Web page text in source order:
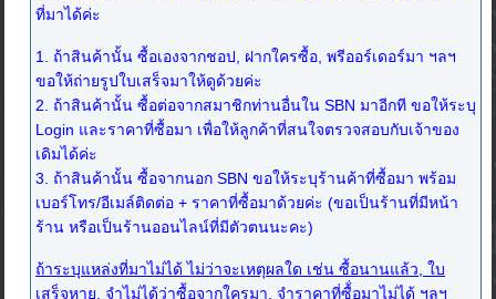
ที่มาได้ค่ะ
1. ถ้าสินค้านั้น ซื้อเองจากชอป, ฝากใครซื้อ, พรีออร์เดอร์มา ฯลฯ
ขอให้ถ่ายรูปใบเสร็จมาให้ดูด้วยค่ะ
2. ถ้าสินค้านั้น ซื้อต่อจากสมาชิกท่านอื่นใน SBN มาอีกที ขอให้ระบุ
Login และราคาที่ซื้อมา เพื่อให้ลูกค้าที่สนใจตรวจสอบกับเจ้าของ
เดิมได้ค่ะ
3. ถ้าสินค้านั้น ซื้อจากนอก SBN ขอให้ระบุร้านค้าที่ซื้อมา พร้อม
เบอร์โทร/อีเมล์ติดต่อ + ราคาที่ซื้อมาด้วยค่ะ (ขอเป็นร้านที่มีหน้า
ร้าน หรือเป็นร้านออนไลน์ที่มีตัวตนนะคะ)
ถ้าระบุแหล่งที่มาไม่ได้ ไม่ว่าจะเหตุผลใด เช่น ซื้อนานแล้ว, ใบ
เสร็จหาย, จำไม่ได้ว่าซื้อจากใครมา, จำราคาที่ซื้่อมาไม่ได้ ฯลฯ